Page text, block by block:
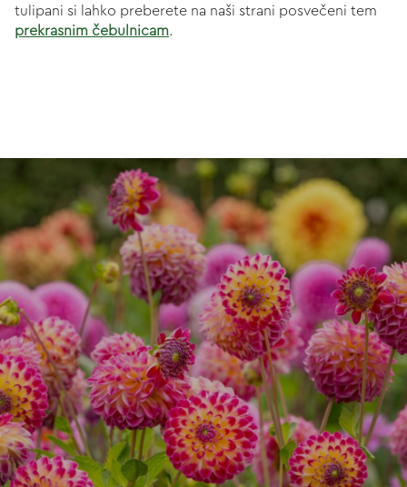
tulipani si lahko preberete na naši strani posvečeni tem
prekrasnim čebulnicam.